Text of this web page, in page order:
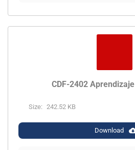
CDF-2402
Size: 242.52 KB
Download